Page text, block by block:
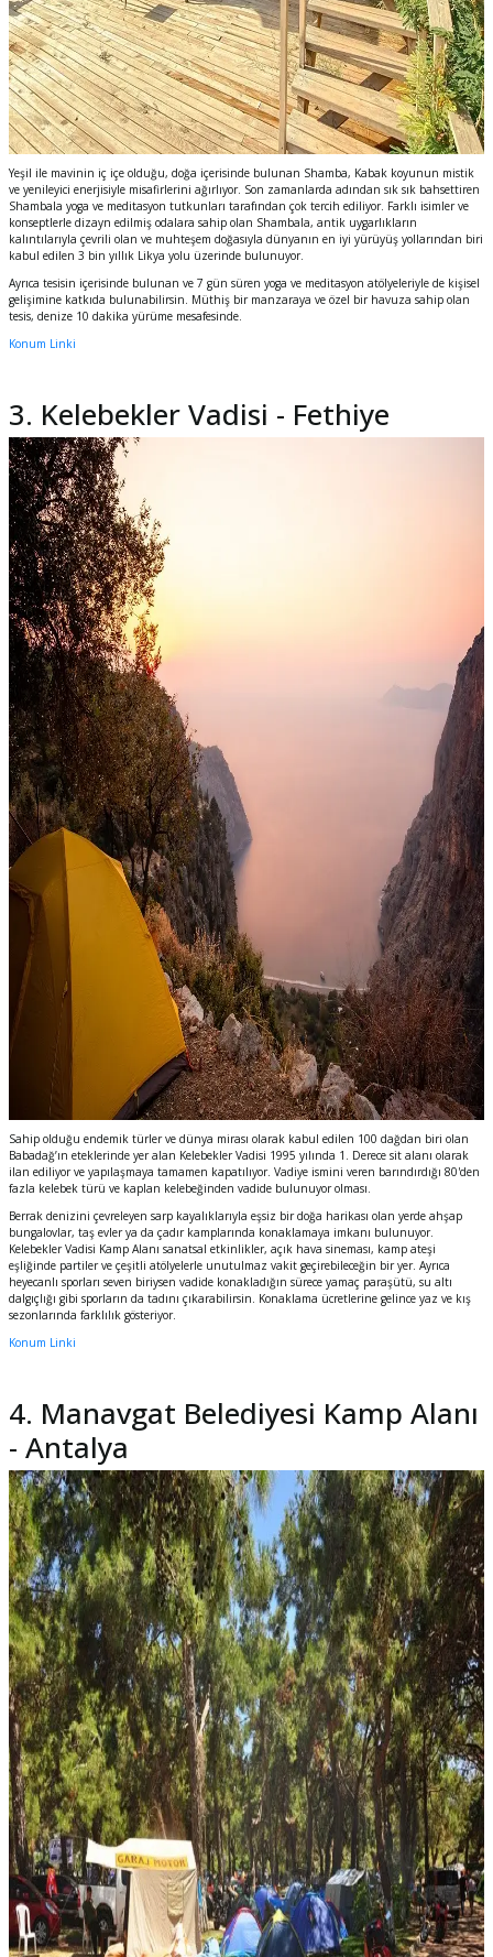
Yeşil ile mavinin iç içe olduğu, doğa içerisinde bulunan Shamba, Kabak koyunun mistik
ve yenileyici enerjisiyle misafirlerini ağırlıyor. Son zamanlarda adından sık sık bahsettiren
Shambala yoga ve meditasyon tutkunları tarafından çok tercih ediliyor. Farklı isimler ve
konseptlerle dizayn edilmiş odalara sahip olan Shambala, antik uygarlıkların
kalıntılarıyla çevrili olan ve muhteşem doğasıyla dünyanın en iyi yürüyüş yollarından biri
kabul edilen 3 bin yıllık Likya yolu üzerinde bulunuyor.
Ayrıca tesisin içerisinde bulunan ve 7 gün süren yoga ve meditasyon atölyeleriyle de kişisel
gelişimine katkıda bulunabilirsin. Müthiş bir manzaraya ve özel bir havuza sahip olan
tesis, denize 10 dakika yürüme mesafesinde.
Konum Linki
3. Kelebekler Vadisi - Fethiye
Sahip olduğu endemik türler ve dünya mirası olarak kabul edilen 100 dağdan biri olan
Babadağ’ın eteklerinde yer alan Kelebekler Vadisi 1995 yılında 1. Derece sit alanı olarak
ilan ediliyor ve yapılaşmaya tamamen kapatılıyor. Vadiye ismini veren barındırdığı 80'den
fazla kelebek türü ve kaplan kelebeğinden vadide bulunuyor olması.
Berrak denizini çevreleyen sarp kayalıklarıyla eşsiz bir doğa harikası olan yerde ahşap
bungalovlar, taş evler ya da çadır kamplarında konaklamaya imkanı bulunuyor.
Kelebekler Vadisi Kamp Alanı sanatsal etkinlikler, açık hava sineması, kamp ateşi
eşliğinde partiler ve çeşitli atölyelerle unutulmaz vakit geçirebileceğin bir yer. Ayrıca
heyecanlı sporları seven biriysen vadide konakladığın sürece yamaç paraşütü, su altı
dalgıçlığı gibi sporların da tadını çıkarabilirsin. Konaklama ücretlerine gelince yaz ve kış
sezonlarında farklılık gösteriyor.
Konum Linki
4. Manavgat Belediyesi Kamp Alanı
- Antalya